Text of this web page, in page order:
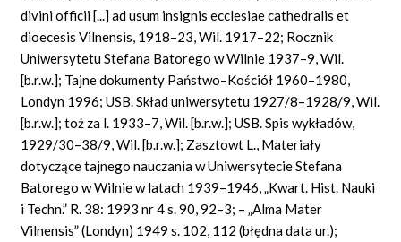
divini officii [...] ad usum insignis ecclesiae cathedralis et
dioecesis Vilnensis, 1918–23, Wil. 1917–22; Rocznik
Uniwersytetu Stefana Batorego w Wilnie 1937–9, Wil.
[b.r.w.]; Tajne dokumenty Państwo–Kościół 1960–1980,
Londyn 1996; USB. Skład uniwersytetu 1927/8–1928/9, Wil.
[b.r.w.]; toż za l. 1933–7, Wil. [b.r.w.]; USB. Spis wykładów,
1929/30–38/9, Wil. [b.r.w.]; Zasztowt L., Materiały
dotyczące tajnego nauczania w Uniwersytecie Stefana
Batorego w Wilnie w latach 1939–1946, „Kwart. Hist. Nauki
i Techn.” R. 38: 1993 nr 4 s. 90, 92–3; – „Alma Mater
Vilnensis” (Londyn) 1949 s. 102, 112 (błędna data ur.);